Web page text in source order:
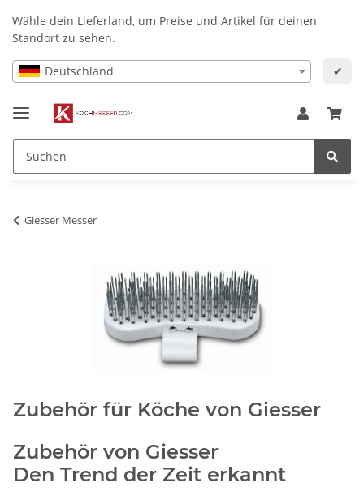
Wähle dein Lieferland, um Preise und Artikel für deinen
Standort zu sehen.
Deutschland ✔
Giesser Messer
Zubehör für Köche von Giesser
Zubehör von Giesser
Den Trend der Zeit erkannt